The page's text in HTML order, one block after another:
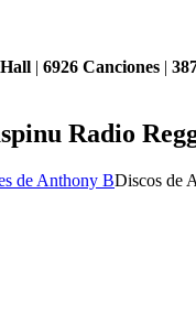
| 6926 Canciones |
Radio
de Anthony BDiscos de